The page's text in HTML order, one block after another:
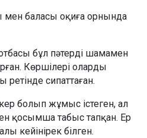
мен баласы оқиға орнында
бұл пәтерді шамамен
Көршілері оларды
ретінде сипаттаған.
болып жұмыс істеген, ал
қосымша табыс тапқан. Ер
кейінірек білген.